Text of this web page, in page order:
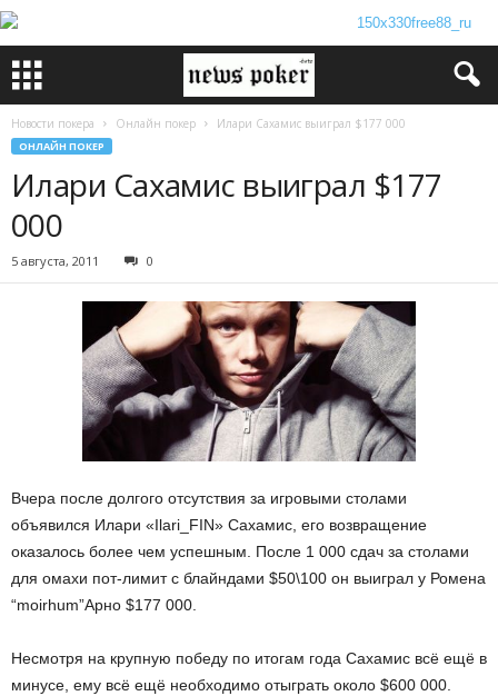
Новости покера Онлайн покер Илари Сахамис выиграл $177 000
ОНЛАЙН ПОКЕР
Илари Сахамис выиграл $177
000
5 августа, 2011 0
Вчера после долгого отсутствия за игровыми столами
объявился Илари «Ilari_FIN» Сахамис, его возвращение
оказалось более чем успешным. После 1 000 сдач за столами
для омахи пот-лимит с блайндами $50\100 он выиграл у Ромена
“moirhum”Арно $177 000.
Несмотря на крупную победу по итогам года Сахамис всё ещё в
минусе, ему всё ещё необходимо отыграть около $600 000.